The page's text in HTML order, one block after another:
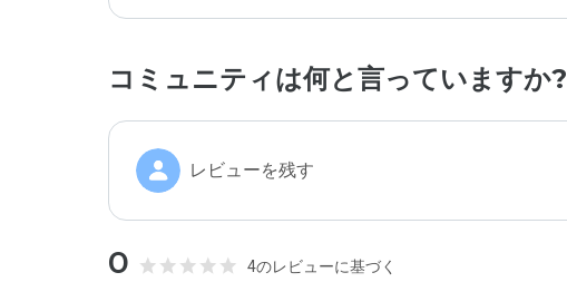
コミュニティは何と言っていますか?
レビューを残す
0 4のレビューに基づく